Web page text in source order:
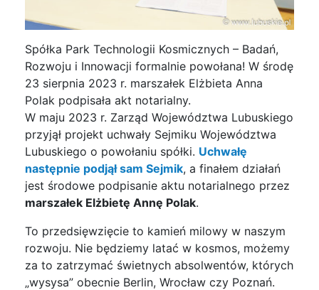
Spółka Park Technologii Kosmicznych – Badań,
Rozwoju i Innowacji formalnie powołana! W środę
23 sierpnia 2023 r. marszałek Elżbieta Anna
Polak podpisała akt notarialny.
W maju 2023 r. Zarząd Województwa Lubuskiego
przyjął projekt uchwały Sejmiku Województwa
Lubuskiego o powołaniu spółki. Uchwałę
następnie podjął sam Sejmik, a finałem działań
jest środowe podpisanie aktu notarialnego przez
marszałek Elżbietę Annę Polak.
To przedsięwzięcie to kamień milowy w naszym
rozwoju. Nie będziemy latać w kosmos, możemy
za to zatrzymać świetnych absolwentów, których
„wysysa” obecnie Berlin, Wrocław czy Poznań.